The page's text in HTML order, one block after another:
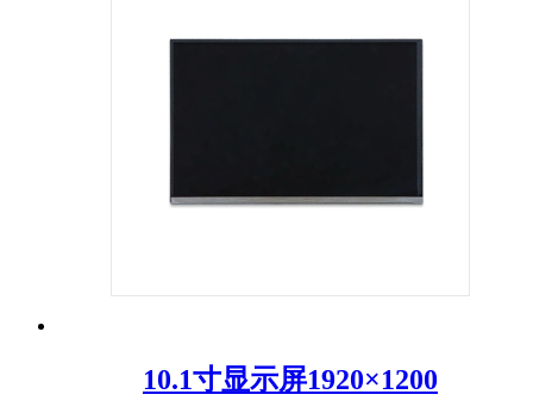
10.1寸显示屏1920×1200